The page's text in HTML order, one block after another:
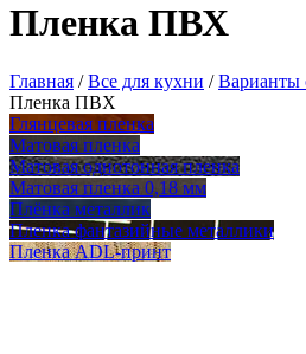
Пленка ПВХ
Главная /Все для кухни /Варианты
Пленка ПВХ
Глянцевая пленка
Матовая пленка
Матовая однотонная пленка
Матовая пленка 0,18 мм
Плёнка металлик
Пленка фантазийные металлики
Пленка ADL-принт